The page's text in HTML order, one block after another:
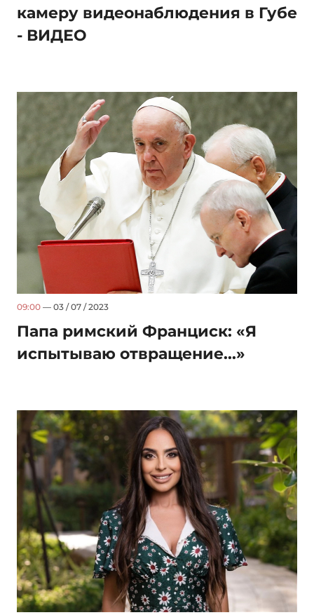
камеру видеонаблюдения в Губе
- ВИДЕО
09:00 — 03 / 07 / 2023
Папа римский Франциск: «Я
испытываю отвращение...»